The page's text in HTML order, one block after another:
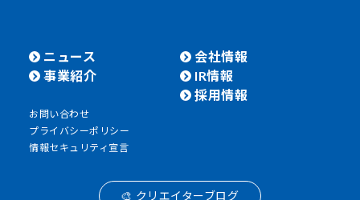
ニュース
事業紹介
会社情報
IR情報
採用情報
お問い合わせ
プライバシーポリシー
情報セキュリティ宣言
🎨 クリエイターブログ